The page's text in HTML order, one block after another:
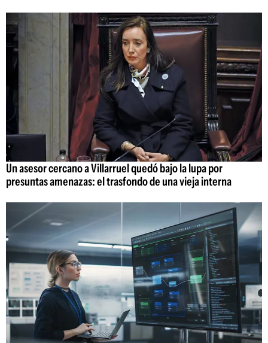
Un asesor cercano a Villarruel quedó bajo la lupa por
presuntas amenazas: el trasfondo de una vieja interna